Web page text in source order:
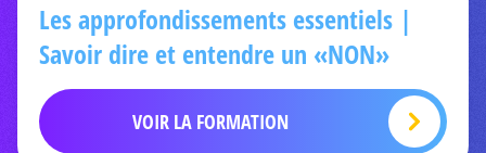
Les approfondissements essentiels |
Savoir dire et entendre un «NON»
VOIR LA FORMATION